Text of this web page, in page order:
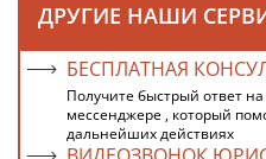
ДРУГИЕ НАШИ
БЕСПЛАТНАЯ
Получите быстрый ответ
мессенджере , который
дальнейших действиях